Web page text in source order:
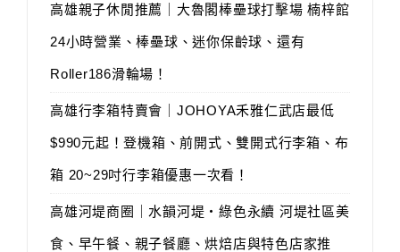
高雄親子休閒推薦｜大魯閣棒壘球打擊場 楠梓館
24小時營業、棒壘球、迷你保齡球、還有
Roller186滑輪場！
高雄行李箱特賣會｜JOHOYA禾雅仁武店最低
$990元起！登機箱、前開式、雙開式行李箱、布
箱 20~29吋行李箱優惠一次看！
高雄河堤商圈｜水韻河堤‧綠色永續 河堤社區美
食、早午餐、親子餐廳、烘焙店與特色店家推